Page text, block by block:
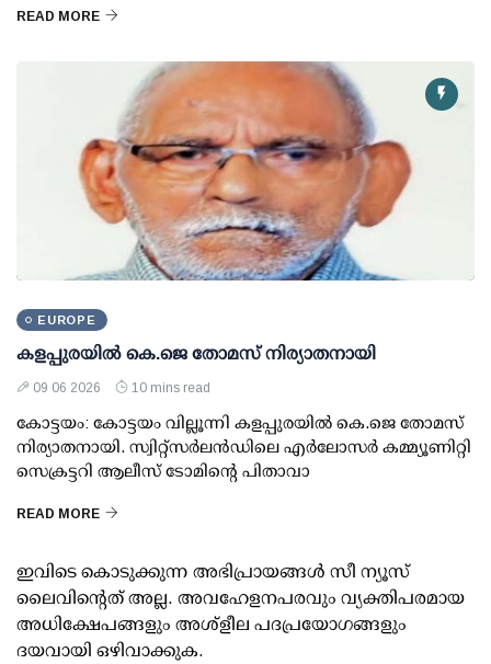
READ MORE
EUROPE
കളപ്പുരയില്‍ കെ.ജെ തോമസ് നിര്യാതനായി
09 06 2026 10 mins read
കോട്ടയം: കോട്ടയം വില്ലൂന്നി കളപ്പുരയില്‍ കെ.ജെ തോമസ്
നിര്യാതനായി. സ്വിറ്റ്‌സര്‍ലന്‍ഡിലെ എര്‍ലോസര്‍ കമ്മ്യൂണിറ്റി
സെക്രട്ടറി ആലീസ് ടോമിന്റെ പിതാവാ
READ MORE
ഇവിടെ കൊടുക്കുന്ന അഭിപ്രായങ്ങള്‍ സീ ന്യൂസ്
ലൈവിന്റെത് അല്ല. അവഹേളനപരവും വ്യക്തിപരമായ
അധിക്ഷേപങ്ങളും അശ്‌ളീല പദപ്രയോഗങ്ങളും
ദയവായി ഒഴിവാക്കുക.